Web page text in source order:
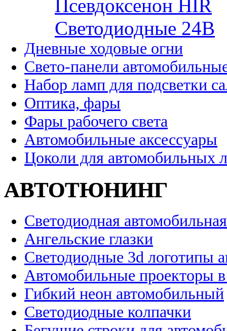
Псевдоксенон HIR
Cветодиодные 24B
Дневные ходовые огни
Свето-панели
Набор ламп для подсветки
Оптика, фары
Фары рабочего света
Автомобильные аксессуары
Цоколи для автомобильных
АВТОТЮНИНГ
Светодиодная
Ангельские глазки
Светодиодные 3d логотипы
Автомобильные проекторы
Гибкий неон автомобильный
Светодиодные колпачки